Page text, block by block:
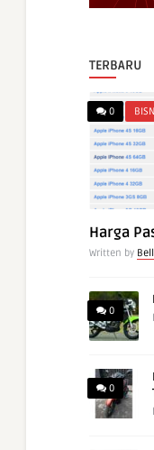
TERBARU
0
Harga
Written by
0
0